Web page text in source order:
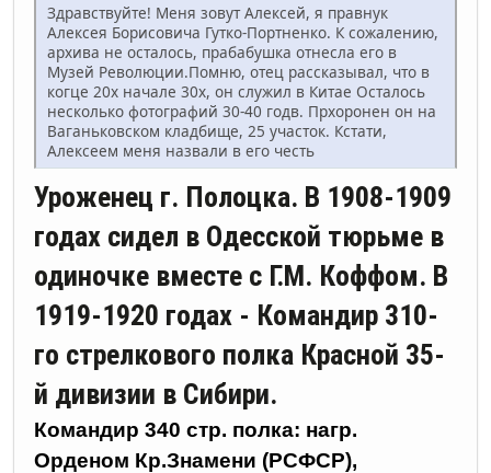
Здравствуйте! Меня зовут Алексей, я правнук
Алексея Борисовича Гутко-Портненко. К сожалению,
архива не осталось, прабабушка отнесла его в
Музей Революции.Помню, отец рассказывал, что в
когце 20х начале 30х, он служил в Китае Осталось
несколько фотографий 30-40 годв. Прхоронен он на
Ваганьковском кладбище, 25 участок. Кстати,
Алексеем меня назвали в его честь
Уроженец г. Полоцка. В 1908-1909
годах сидел в Одесской тюрьме в
одиночке вместе с Г.М. Коффом. В
1919-1920 годах - Командир 310-
го стрелкового полка Красной 35-
й дивизии в Сибири.
Командир 340 стр. полка: нагр.
Орденом Кр.Знамени (РСФСР),